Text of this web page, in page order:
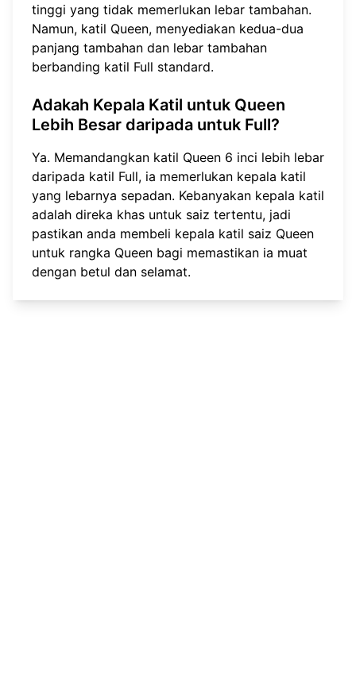
tinggi yang tidak memerlukan lebar tambahan.
Namun, katil Queen, menyediakan kedua-dua
panjang tambahan dan lebar tambahan
berbanding katil Full standard.
Adakah Kepala Katil untuk Queen
Lebih Besar daripada untuk Full?
Ya. Memandangkan katil Queen 6 inci lebih lebar
daripada katil Full, ia memerlukan kepala katil
yang lebarnya sepadan. Kebanyakan kepala katil
adalah direka khas untuk saiz tertentu, jadi
pastikan anda membeli kepala katil saiz Queen
untuk rangka Queen bagi memastikan ia muat
dengan betul dan selamat.